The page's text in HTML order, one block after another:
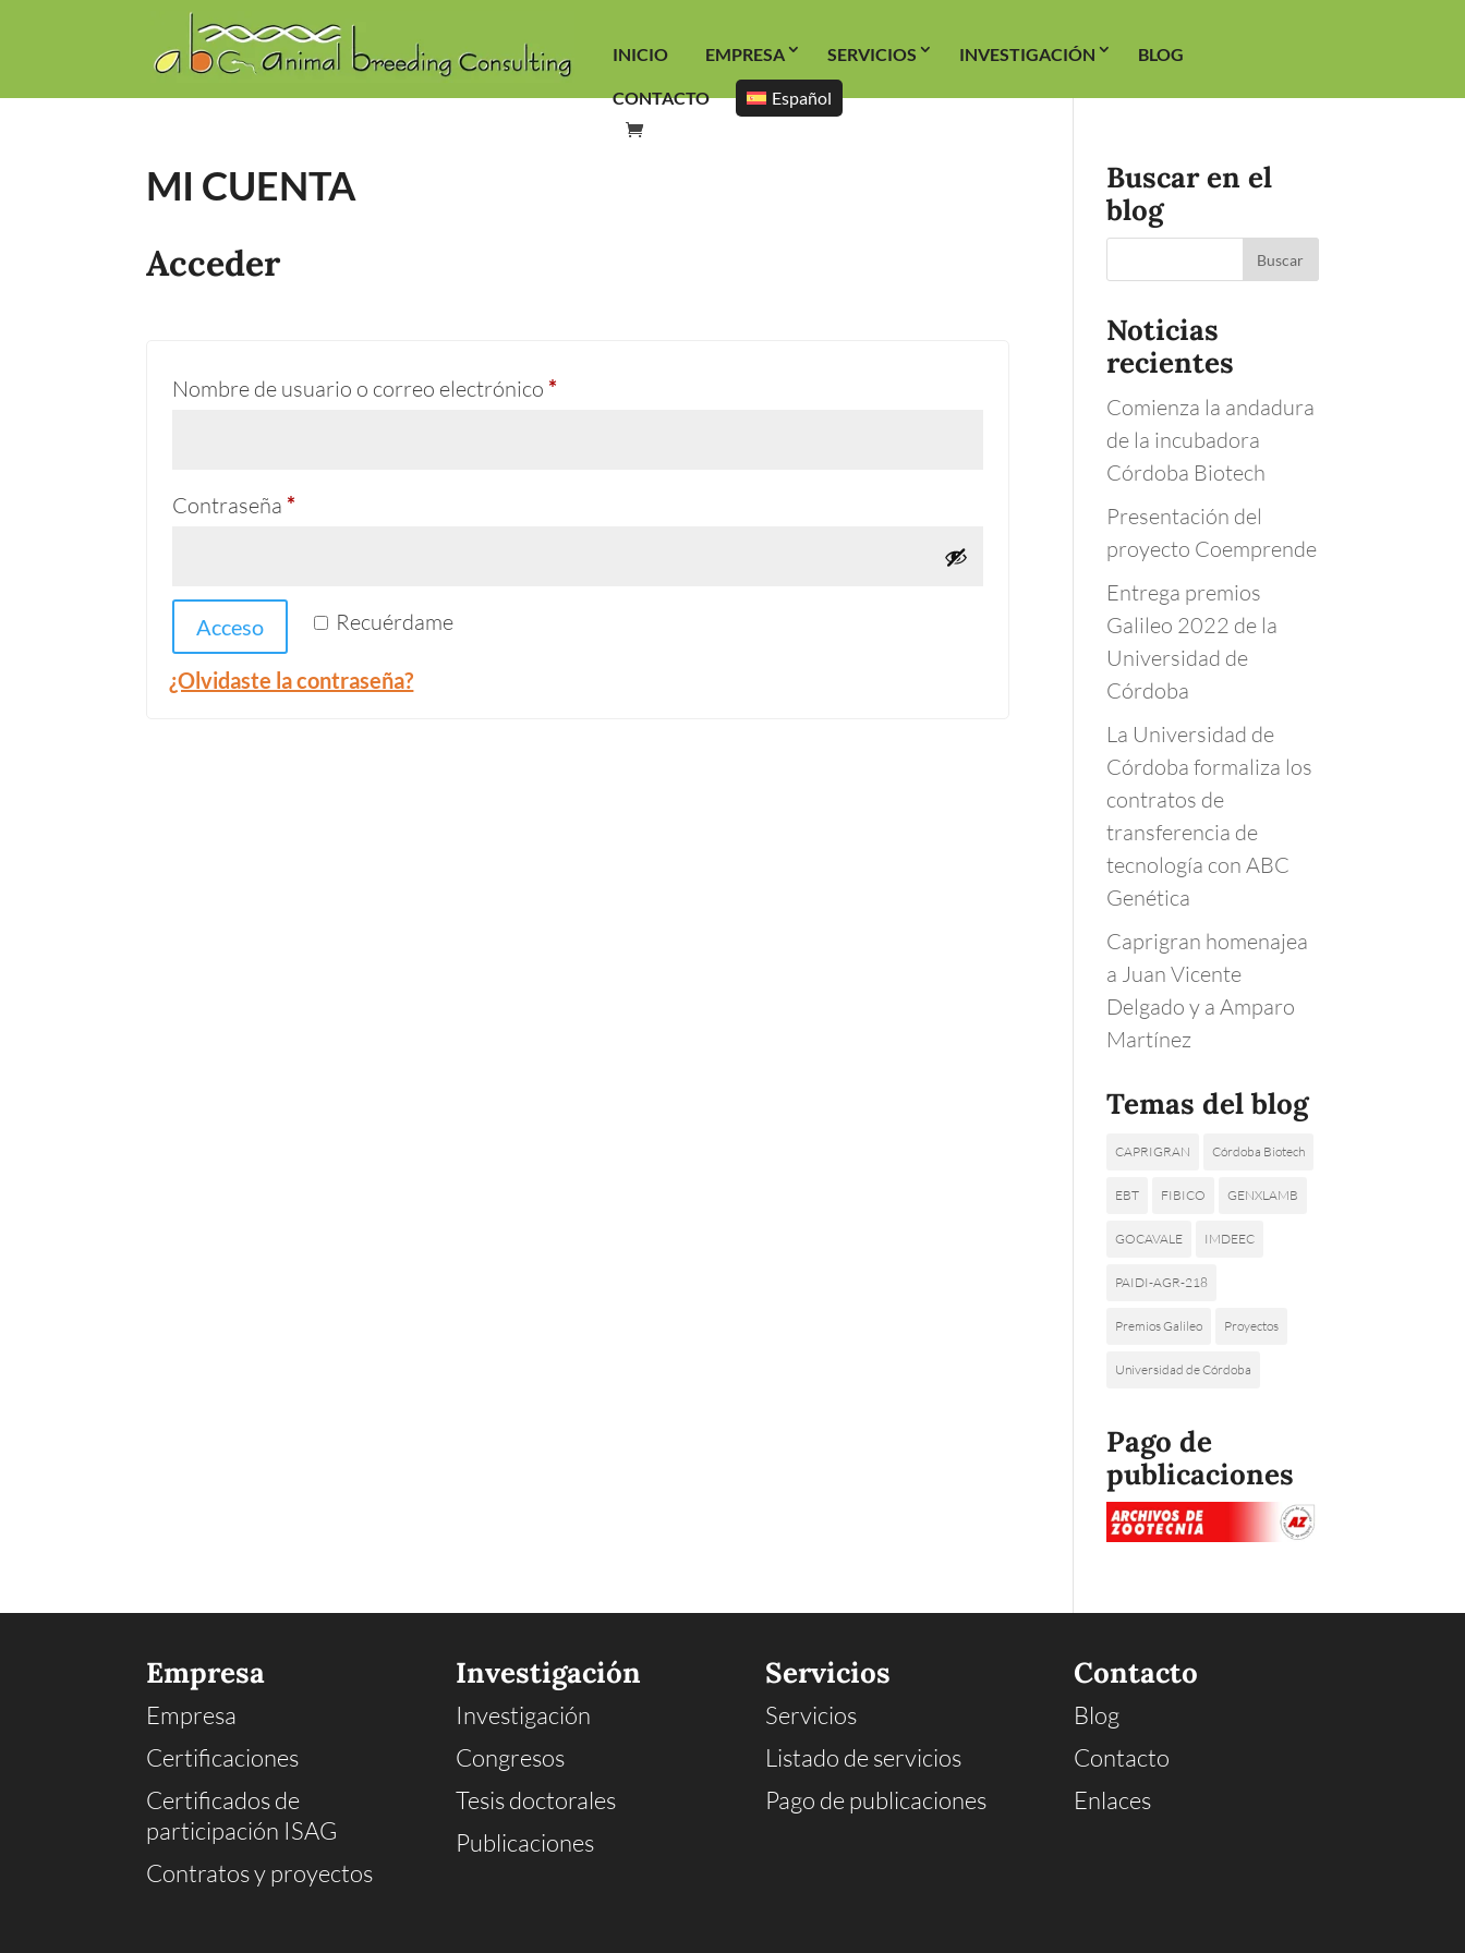
INICIO EMPRESA SERVICIOS INVESTIGACIÓN BLOG
CONTACTO Español
MI CUENTA
Acceder
Nombre de usuario o correo electrónico *
Contraseña *
Recuérdame
Acceso
¿Olvidaste la contraseña?
Buscar en el
blog
Noticias
recientes
Comienza la andadura
de la incubadora
Córdoba Biotech
Presentación del
proyecto Coemprende
Entrega premios
Galileo 2022 de la
Universidad de
Córdoba
La Universidad de
Córdoba formaliza los
contratos de
transferencia de
tecnología con ABC
Genética
Caprigran homenajea
a Juan Vicente
Delgado y a Amparo
Martínez
Temas del blog
CAPRIGRAN Córdoba Biotech
EBT FIBICO GENXLAMB
GOCAVALE IMDEEC
PAIDI-AGR-218
Premios Galileo Proyectos
Universidad de Córdoba
Pago de
publicaciones
Empresa
Empresa
Certificaciones
Certificados de
participación ISAG
Contratos y proyectos
Investigación
Investigación
Congresos
Tesis doctorales
Publicaciones
Servicios
Servicios
Listado de servicios
Pago de publicaciones
Contacto
Blog
Contacto
Enlaces